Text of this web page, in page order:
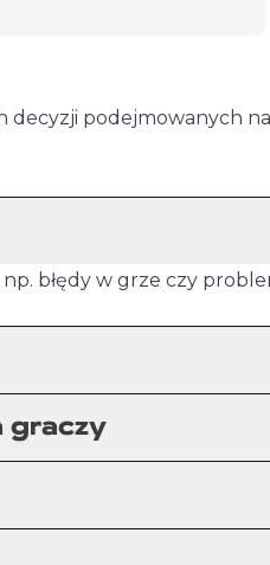
podejmowanych
błędy w grze czy
graczy